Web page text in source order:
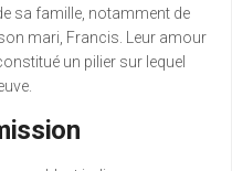
sa famille, notamment de
mari, Francis. Leur amour
un pilier sur lequel